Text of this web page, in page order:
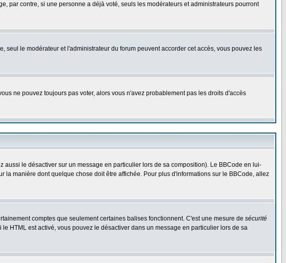
par contre, si une personne a déjà voté, seuls les modérateurs et administrateurs pourront
le modérateur et l'administrateur du forum peuvent accorder cet accès, vous pouvez les
ne pouvez toujours pas voter, alors vous n'avez probablement pas les droits d'accès
le désactiver sur un message en particulier lors de sa composition). Le BBCode en lui-
la manière dont quelque chose doit être affichée. Pour plus d'informations sur le BBCode, allez
comptes que seulement certaines balises fonctionnent. C'est une mesure de sécurité
HTML est activé, vous pouvez le désactiver dans un message en particulier lors de sa